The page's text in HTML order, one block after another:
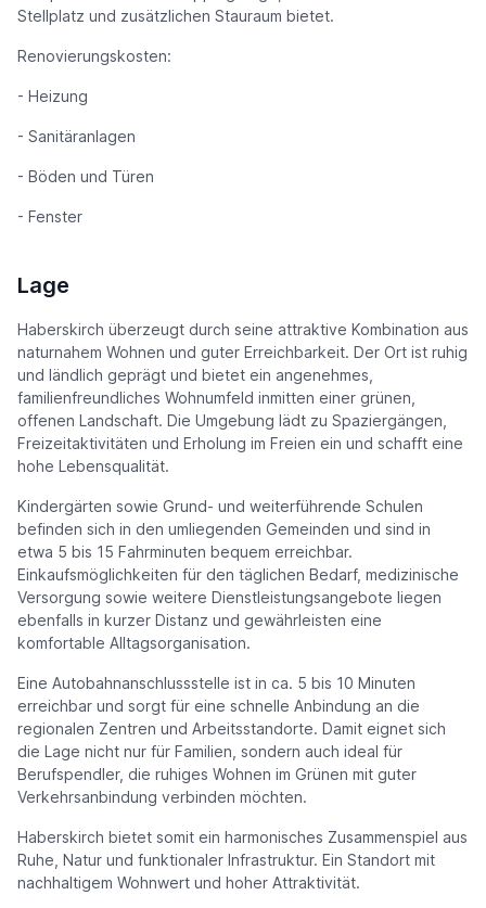
Stellplatz und zusätzlichen Stauraum bietet.
Renovierungskosten:
- Heizung
- Sanitäranlagen
- Böden und Türen
- Fenster
Lage
Haberskirch überzeugt durch seine attraktive Kombination aus
naturnahem Wohnen und guter Erreichbarkeit. Der Ort ist ruhig
und ländlich geprägt und bietet ein angenehmes,
familienfreundliches Wohnumfeld inmitten einer grünen,
offenen Landschaft. Die Umgebung lädt zu Spaziergängen,
Freizeitaktivitäten und Erholung im Freien ein und schafft eine
hohe Lebensqualität.
Kindergärten sowie Grund- und weiterführende Schulen
befinden sich in den umliegenden Gemeinden und sind in
etwa 5 bis 15 Fahrminuten bequem erreichbar.
Einkaufsmöglichkeiten für den täglichen Bedarf, medizinische
Versorgung sowie weitere Dienstleistungsangebote liegen
ebenfalls in kurzer Distanz und gewährleisten eine
komfortable Alltagsorganisation.
Eine Autobahnanschlussstelle ist in ca. 5 bis 10 Minuten
erreichbar und sorgt für eine schnelle Anbindung an die
regionalen Zentren und Arbeitsstandorte. Damit eignet sich
die Lage nicht nur für Familien, sondern auch ideal für
Berufspendler, die ruhiges Wohnen im Grünen mit guter
Verkehrsanbindung verbinden möchten.
Haberskirch bietet somit ein harmonisches Zusammenspiel aus
Ruhe, Natur und funktionaler Infrastruktur. Ein Standort mit
nachhaltigem Wohnwert und hoher Attraktivität.